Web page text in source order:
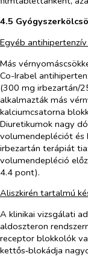
4.5
Egyéb antihipertenzív
Más
Co-Irabel
(300 mg irbezartán/
alkalmazták más
kalciumcsatorna
Diuretikumok nagy
volumendepléciót és
irbezartán terápiát
volumendepléció
4.4 pont).
Aliszkirén tartalmú
A klinikai vizsgálati
aldoszteron
receptor blokkolók
kettős‑blokádja